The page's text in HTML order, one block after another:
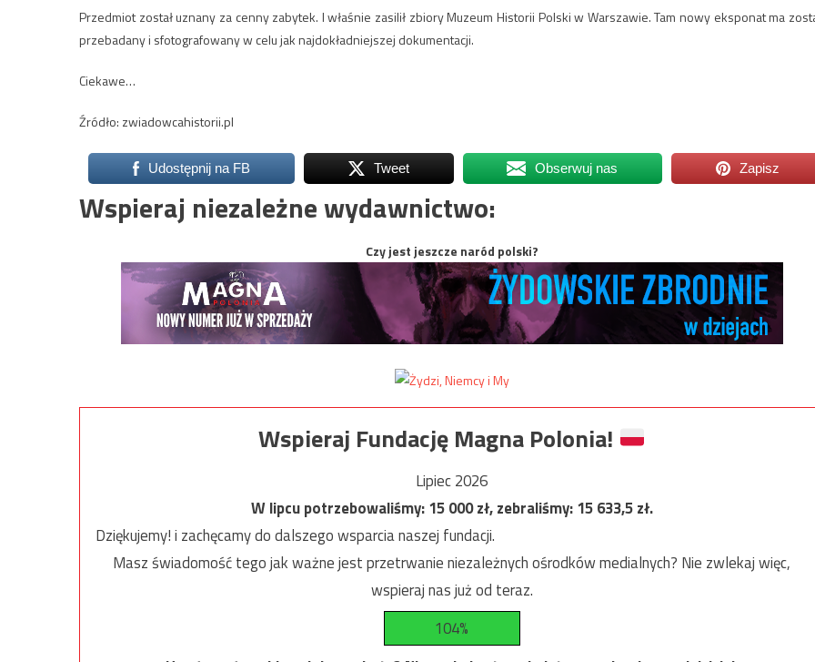
Przedmiot został uznany za cenny zabytek. I właśnie zasilił zbiory Muzeum Historii Polski w Warszawie. Tam nowy eksponat ma
przebadany i sfotografowany w celu jak najdokładniejszej dokumentacji.
Ciekawe…
Źródło: zwiadowcahistorii.pl
Udostępnij na FB Tweet Obserwuj nas Zapisz
Wspieraj niezależne wydawnictwo:
Czy jest jeszcze naród polski?
Wspieraj Fundację Magna Polonia!
Lipiec 2026
W lipcu potrzebowaliśmy:15 000zł, zebraliśmy:15 633,5zł.
Dziękujemy! i zachęcamy do dalszego wsparcia naszej fundacji.
Masz świadomość tego jak ważne jest przetrwanie niezależnych ośrodków medialnych? Nie zwlekaj więc,
wspieraj nas już od teraz.
104%